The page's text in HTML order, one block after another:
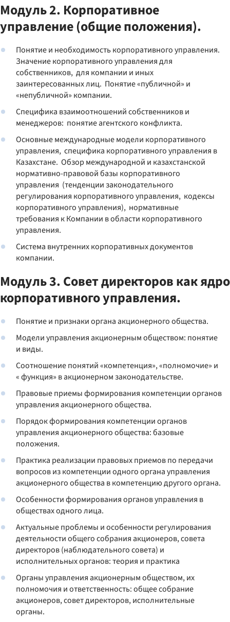
Модуль 2. Корпоративное
управление (общие положения).
Понятие и необходимость корпоративного управления.
Значение корпоративного управления для
собственников, для компании и иных
заинтересованных лиц. Понятие «публичной» и
«непубличной» компании.
Специфика взаимоотношений собственников и
менеджеров: понятие агентского конфликта.
Основные международные модели корпоративного
управления, специфика корпоративного управления в
Казахстане. Обзор международной и казахстанской
нормативно-правовой базы корпоративного
управления (тенденции законодательного
регулирования корпоративного управления, кодексы
корпоративного управления), нормативные
требования к Компании в области корпоративного
управления.
Система внутренних корпоративных документов
компании.
Модуль 3. Совет директоров как ядро
корпоративного управления.
Понятие и признаки органа акционерного общества.
Модели управления акционерным обществом: понятие
и виды.
Соотношение понятий «компетенция», «полномочие» и
« функция» в акционерном законодательстве.
Правовые приемы формирования компетенции органов
управления акционерного общества.
Порядок формирования компетенции органов
управления акционерного общества: базовые
положения.
Практика реализации правовых приемов по передачи
вопросов из компетенции одного органа управления
акционерного общества в компетенцию другого органа.
Особенности формирования органов управления в
обществах одного лица.
Актуальные проблемы и особенности регулирования
деятельности общего собрания акционеров, совета
директоров (наблюдательного совета) и
исполнительных органов: теория и практика
Органы управления акционерным обществом, их
полномочия и ответственность: общее собрание
акционеров, совет директоров, исполнительные
органы.